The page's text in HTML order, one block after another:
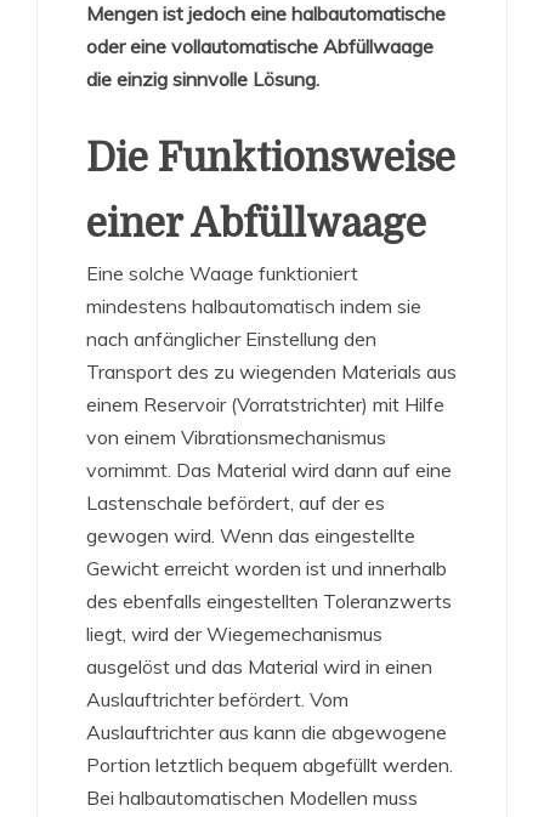
Mengen ist jedoch eine halbautomatische
oder eine vollautomatische Abfüllwaage
die einzig sinnvolle Lösung.
Die Funktionsweise
einer Abfüllwaage
Eine solche Waage funktioniert
mindestens halbautomatisch indem sie
nach anfänglicher Einstellung den
Transport des zu wiegenden Materials aus
einem Reservoir (Vorratstrichter) mit Hilfe
von einem Vibrationsmechanismus
vornimmt. Das Material wird dann auf eine
Lastenschale befördert, auf der es
gewogen wird. Wenn das eingestellte
Gewicht erreicht worden ist und innerhalb
des ebenfalls eingestellten Toleranzwerts
liegt, wird der Wiegemechanismus
ausgelöst und das Material wird in einen
Auslauftrichter befördert. Vom
Auslauftrichter aus kann die abgewogene
Portion letztlich bequem abgefüllt werden.
Bei halbautomatischen Modellen muss